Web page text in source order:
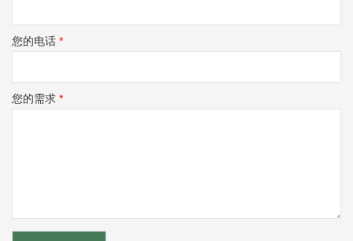
您的电话 *
您的需求 *